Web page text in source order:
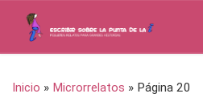
Saltar al contenido
Inicio » Microrrelatos » Página 20